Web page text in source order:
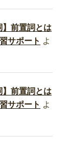
】前置詞とは
サポート よ
】前置詞とは
サポート よ